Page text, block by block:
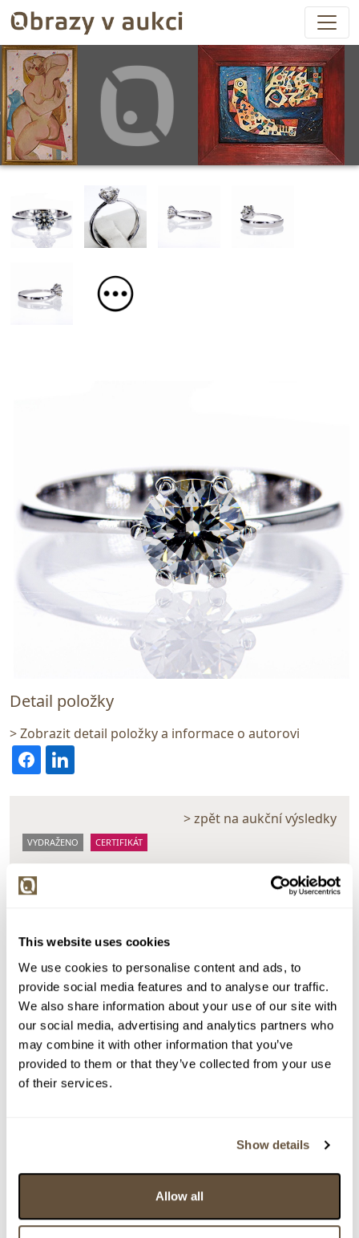
This website uses cookies
We use cookies to personalise content and ads, to
provide social media features and to analyse our traffic.
We also share information about your use of our site with
our social media, advertising and analytics partners who
may combine it with other information that you’ve
provided to them or that they’ve collected from your use
of their services.
Show details
Allow all
Detail položky
> Zobrazit detail položky a informace o autorovi
> zpět na aukční výsledky
VYDRAŽENO CERTIFIKÁT
..
159941. Luxusní prsten s velkým 1,01 ct přírodním
Dražba ukončena:
24.06.2026 20:21:37
Vyvolávací cena:
3 000 Kč
vydraženo za:
40 000 Kč
Zpět na aukční výsledky
> Zobrazit informaci jak prodat předmět v aukci
40 000 Kč
limit (24.06.2026 20:18:36)
299